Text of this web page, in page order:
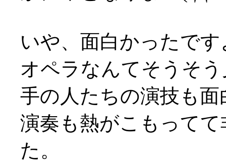
いや、面白かったです
オペラなんてそうそ
手の人たちの演技も
演奏も熱がこもって
た。